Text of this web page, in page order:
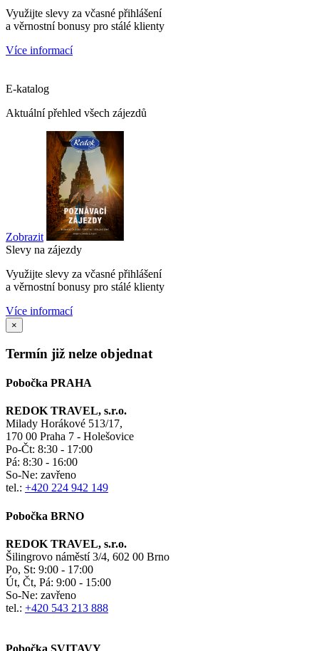
Využijte slevy za včasné přihlášení
a věrnostní bonusy pro stálé klienty
Více informací
E-katalog
Aktuální přehled všech zájezdů
Zobrazit
Slevy na zájezdy
Využijte slevy za včasné přihlášení
a věrnostní bonusy pro stálé klienty
Více informací
×
Termín již nelze objednat
Pobočka PRAHA
REDOK TRAVEL, s.r.o.
Milady Horákové 513/17,
170 00 Praha 7 - Holešovice
Po-Čt: 8:30 - 17:00
Pá: 8:30 - 16:00
So-Ne: zavřeno
tel.: +420 224 942 149
Pobočka BRNO
REDOK TRAVEL, s.r.o.
Šilingrovo náměstí 3/4, 602 00 Brno
Po, St: 9:00 - 17:00
Út, Čt, Pá: 9:00 - 15:00
So-Ne: zavřeno
tel.: +420 543 213 888